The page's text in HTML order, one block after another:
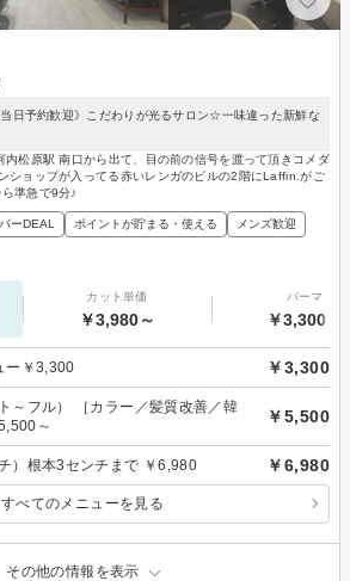
当日予約歓迎》こだわりが光るサロン☆一味違った新鮮な
内松原駅 南口から出て、目の前の信号を渡って頂きコメダ
ショップが入ってる赤いレンガのビルの2階にLaffin.がご
準急で9分♪
ーDEAL ポイントが貯まる・使える メンズ歓迎
カット単価
￥3,980～
パーマ
￥3,300～
ー￥3,300 ￥3,300
～フル） ［カラー／髪質改善／韓
～
￥5,500
）根本3センチまで ￥6,980 ￥6,980
すべてのメニューを見る
その他の情報を表示